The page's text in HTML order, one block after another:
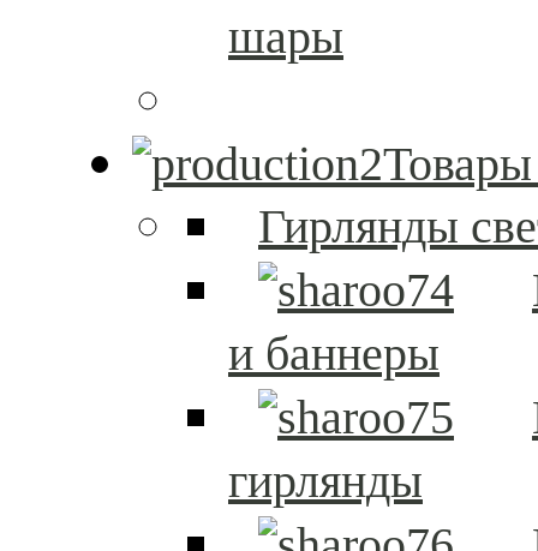
шары
Гирлянды
и баннеры
гирлянды